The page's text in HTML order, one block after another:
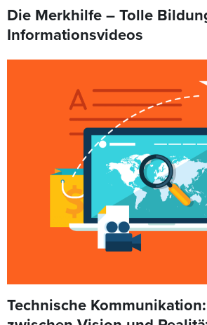
Die Merkhilfe – Tolle
Informationsvideos
Technische